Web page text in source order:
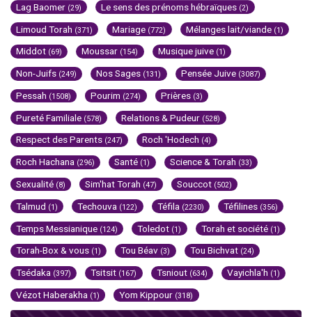
Lag Baomer (29) Le sens des prénoms hébraïques (2)
Limoud Torah (371) Mariage (772) Mélanges lait/viande (1)
Middot (69) Moussar (154) Musique juive (1)
Non-Juifs (249) Nos Sages (131) Pensée Juive (3087)
Pessah (1508) Pourim (274) Prières (3)
Pureté Familiale (578) Relations & Pudeur (528)
Respect des Parents (247) Roch 'Hodech (4)
Roch Hachana (296) Santé (1) Science & Torah (33)
Sexualité (8) Sim'hat Torah (47) Souccot (502)
Talmud (1) Techouva (122) Téfila (2230) Téfilines (356)
Temps Messianique (124) Toledot (1) Torah et société (1)
Torah-Box & vous (1) Tou Béav (3) Tou Bichvat (24)
Tsédaka (397) Tsitsit (167) Tsniout (634) Vayichla'h (1)
Vézot Haberakha (1) Yom Kippour (318)